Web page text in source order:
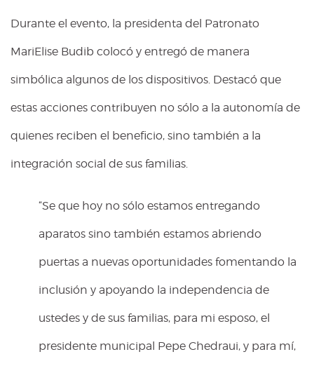
Durante el evento, la presidenta del Patronato
MariElise Budib colocó y entregó de manera
simbólica algunos de los dispositivos. Destacó que
estas acciones contribuyen no sólo a la autonomía de
quienes reciben el beneficio, sino también a la
integración social de sus familias.
“Se que hoy no sólo estamos entregando
aparatos sino también estamos abriendo
puertas a nuevas oportunidades fomentando la
inclusión y apoyando la independencia de
ustedes y de sus familias, para mi esposo, el
presidente municipal Pepe Chedraui, y para mí,